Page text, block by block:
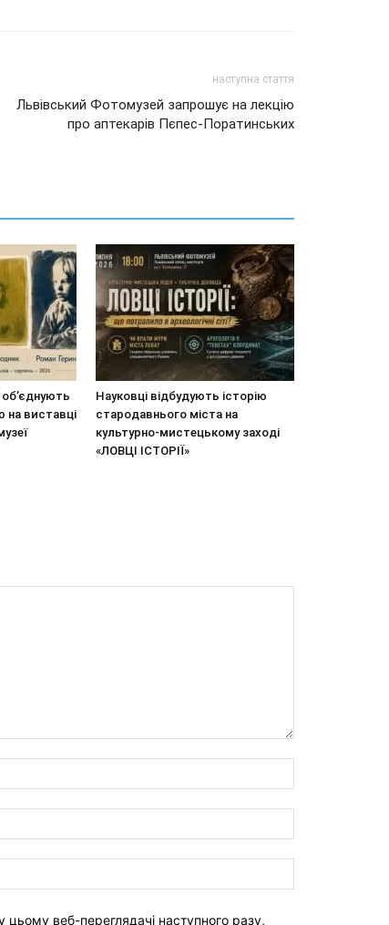
наступна стаття
Львівський Фотомузей запрошує на лекцію
про аптекарів Пєпес-Поратинських
на виставці
Науковці відбудують історію
стародавнього міста на
культурно-мистецькому заході
«ЛОВЦІ ІСТОРІЇ»
веб-переглядачі наступного разу,